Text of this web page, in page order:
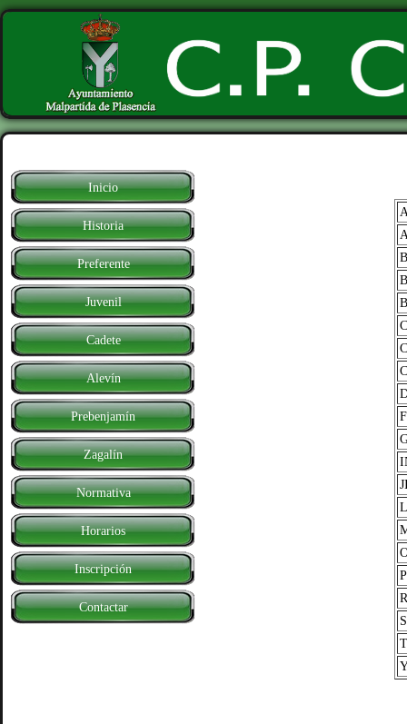
Inicio
Historia
Preferente
Juvenil
Cadete
Alevín
Prebenjamín
Zagalín
Normativa
Horarios
Inscripción
Contactar